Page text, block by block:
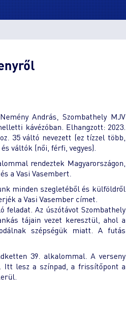
András, Szombathely MJV
kávézóban. Elhangzott: 2023.
35 váltó nevezett (ez tízzel több,
váltók (női, férfi, vegyes).
rendeztek Magyarországon,
a Vasi Vasembert.
minden szegletéből és külföldről
a Vasi Vasember címet.
feladat. Az úszótávot Szombathely
tájain vezet keresztül, ahol a
szépségük miatt. A futás
39. alkalommal. A verseny
Itt lesz a színpad, a frissítőpont a